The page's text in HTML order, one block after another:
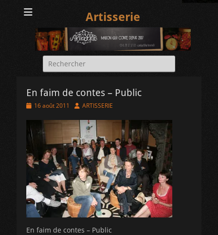
Artisserie
Rechercher :
En faim de contes – Public
Posted16 août 2011 Author
ARTISSERIE
En faim de contes – Public